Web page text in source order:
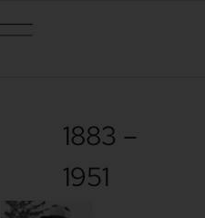
1883 –
1951